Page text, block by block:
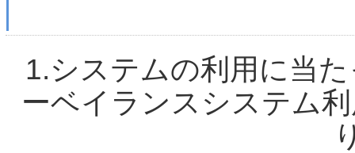
1.システムの利用に当
ーベイランスシステム